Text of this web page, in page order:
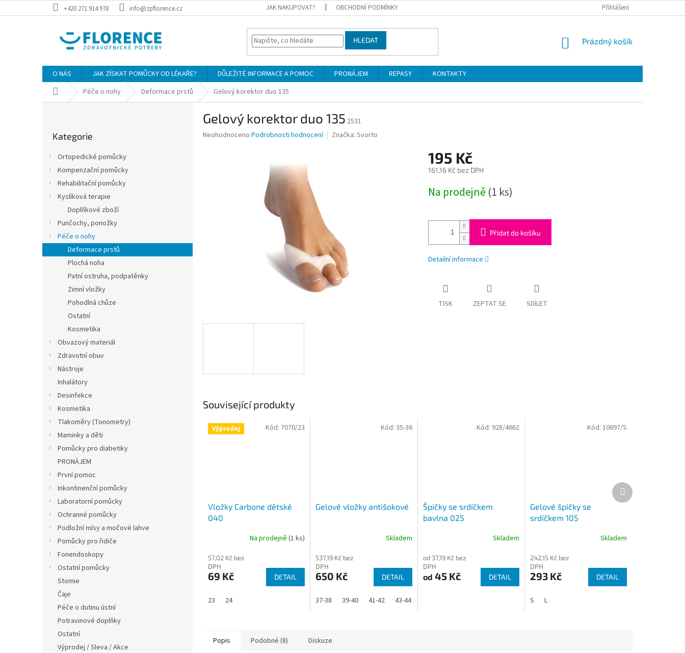
na
+420 271 914 978 info@zpflorence.cz JAK NAKUPOVAT? OBCHODNÍ PODMÍNKY Přihlášení
HLEDAT
NÁKUPNÍ
Prázdný košík
O NÁS JAK ZÍSKAT POMŮCKY OD LÉKAŘE? DŮLEŽITÉ INFORMACE A POMOC PRONÁJEM REPASY
KONTAKTY
Domů Péče o nohy Deformace prstů Gelový korektor duo 135
e
l
kategorie
Kategorie
Ortopedické pomůcky
Kompenzační pomůcky
Rehabilitační pomůcky
Kyslíková terapie
Doplňkové zboží
Punčochy, ponožky
Péče o nohy
Deformace prstů
Plochá noha
Patní ostruha, podpatěnky
Zimní vložky
Pohodlná chůze
Ostatní
Kosmetika
Obvazový materiál
Zdravotní obuv
Nástroje
Inhalátory
Desinfekce
Kosmetika
Tlakoměry (Tonometry)
Maminky a děti
Pomůcky pro diabetiky
PRONÁJEM
První pomoc
Inkontinenční pomůcky
Laboratorní pomůcky
Ochranné pomůcky
Podložní mísy a močové lahve
Pomůcky pro řidiče
Fonendoskopy
Ostatní pomůcky
Stomie
Čaje
Péče o dutinu ústní
Potravinové doplňky
Ostatní
Výprodej / Sleva / Akce
Gelový korektor duo 135 2531
Průměrné
Neohodnoceno Podrobnosti hodnocení Značka: Svorto
195 Kč
161,16 Kč bez DPH
cena:
Na prodejně (1 ks)
Přidat do košíku
Detailní informace
TISK ZEPTAT SE SDÍLET
Související produkty
Výprodej
Vložky Carbone dětské
040
Na prodejně (1 ks)
57,02 Kč bez
DPH
69 Kč DETAIL
23 24
Kód: 7070/23
Gelové vložky antišokové
Skladem
537,19 Kč bez
DPH
650 Kč DETAIL
37-38 39-40 41-42 43-44
Kód: 35-36
Špičky se srdíčkem
bavlna 025
Skladem
od 37,19 Kč bez
DPH
od 45 Kč DETAIL
Kód: 928/4662
Gelové špičky se
srdíčkem 105
Skladem
242,15 Kč bez
DPH
293 Kč DETAIL
S L
Kód: 10697/S
Další
produkt
Popis Podobné (8) Diskuze